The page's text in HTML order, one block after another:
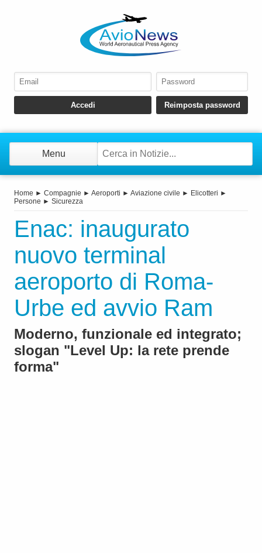
Menu
Home ► Compagnie ► Aeroporti ► Aviazione civile ► Elicotteri ►
Persone ► Sicurezza
Enac: inaugurato
nuovo terminal
aeroporto di Roma-
Urbe ed avvio Ram
Moderno, funzionale ed integrato;
slogan "Level Up: la rete prende
forma"